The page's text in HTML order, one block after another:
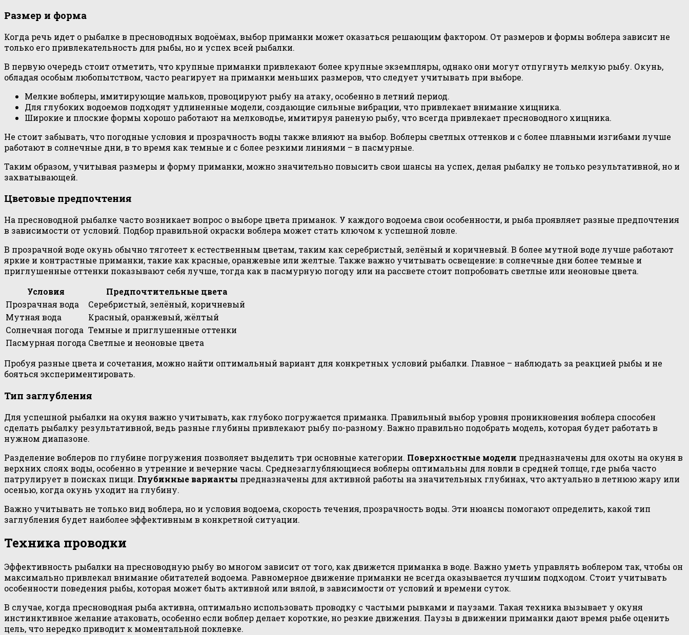
Размер и форма
Когда речь идет о рыбалке в пресноводных водоёмах, выбор приманки может оказаться решающим фактором. От размеров и формы воблера зависит не
только его привлекательность для рыбы, но и успех всей рыбалки.
В первую очередь стоит отметить, что крупные приманки привлекают более крупные экземпляры, однако они могут отпугнуть мелкую рыбу. Окунь,
обладая особым любопытством, часто реагирует на приманки меньших размеров, что следует учитывать при выборе.
Мелкие воблеры, имитирующие мальков, провоцируют рыбу на атаку, особенно в летний период.
Для глубоких водоемов подходят удлиненные модели, создающие сильные вибрации, что привлекает внимание хищника.
Широкие и плоские формы хорошо работают на мелководье, имитируя раненую рыбу, что всегда привлекает пресноводного хищника.
Не стоит забывать, что погодные условия и прозрачность воды также влияют на выбор. Воблеры светлых оттенков и с более плавными изгибами лучше
работают в солнечные дни, в то время как темные и с более резкими линиями – в пасмурные.
Таким образом, учитывая размеры и форму приманки, можно значительно повысить свои шансы на успех, делая рыбалку не только результативной, но и
захватывающей.
Цветовые предпочтения
На пресноводной рыбалке часто возникает вопрос о выборе цвета приманок. У каждого водоема свои особенности, и рыба проявляет разные предпочтения
в зависимости от условий. Подбор правильной окраски воблера может стать ключом к успешной ловле.
В прозрачной воде окунь обычно тяготеет к естественным цветам, таким как серебристый, зелёный и коричневый. В более мутной воде лучше работают
яркие и контрастные приманки, такие как красные, оранжевые или желтые. Также важно учитывать освещение: в солнечные дни более темные и
приглушенные оттенки показывают себя лучше, тогда как в пасмурную погоду или на рассвете стоит попробовать светлые или неоновые цвета.
Условия
Предпочтительные цвета
Прозрачная вода
Серебристый, зелёный, коричневый
Мутная вода
Красный, оранжевый, жёлтый
Солнечная погода Темные и приглушенные оттенки
Пасмурная погода Светлые и неоновые цвета
Пробуя разные цвета и сочетания, можно найти оптимальный вариант для конкретных условий рыбалки. Главное – наблюдать за реакцией рыбы и не
бояться экспериментировать.
Тип заглубления
Для успешной рыбалки на окуня важно учитывать, как глубоко погружается приманка. Правильный выбор уровня проникновения воблера способен
сделать рыбалку результативной, ведь разные глубины привлекают рыбу по-разному. Важно правильно подобрать модель, которая будет работать в
нужном диапазоне.
Разделение воблеров по глубине погружения позволяет выделить три основные категории. Поверхностные модели предназначены для охоты на окуня в
верхних слоях воды, особенно в утренние и вечерние часы. Среднезаглубляющиеся воблеры оптимальны для ловли в средней толще, где рыба часто
патрулирует в поисках пищи. Глубинные варианты предназначены для активной работы на значительных глубинах, что актуально в летнюю жару или
осенью, когда окунь уходит на глубину.
Важно учитывать не только вид воблера, но и условия водоема, скорость течения, прозрачность воды. Эти нюансы помогают определить, какой тип
заглубления будет наиболее эффективным в конкретной ситуации.
Техника проводки
Эффективность рыбалки на пресноводную рыбу во многом зависит от того, как движется приманка в воде. Важно уметь управлять воблером так, чтобы он
максимально привлекал внимание обитателей водоема. Равномерное движение приманки не всегда оказывается лучшим подходом. Стоит учитывать
особенности поведения рыбы, которая может быть активной или вялой, в зависимости от условий и времени суток.
В случае, когда пресноводная рыба активна, оптимально использовать проводку с частыми рывками и паузами. Такая техника вызывает у окуня
инстинктивное желание атаковать, особенно если воблер делает короткие, но резкие движения. Паузы в движении приманки дают время рыбе оценить
цель, что нередко приводит к моментальной поклевке.